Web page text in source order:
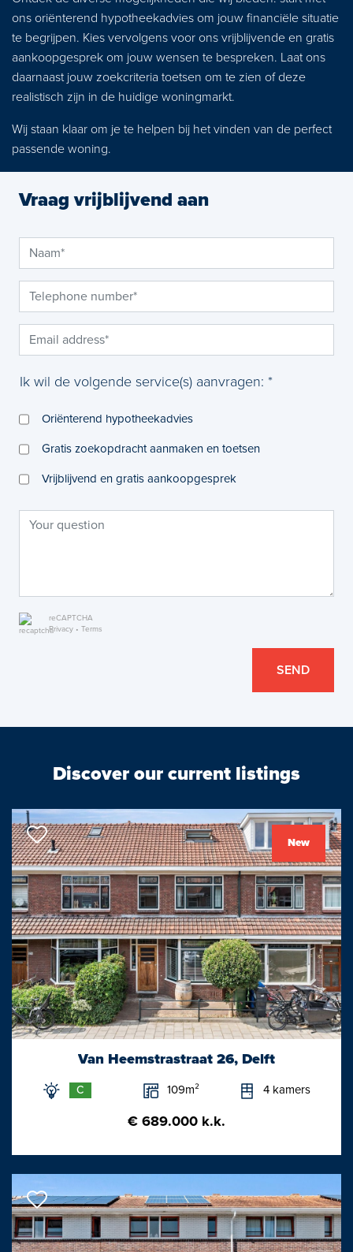
ons oriënterend hypotheekadvies om jouw financiële situatie
te begrijpen. Kies vervolgens voor ons vrijblijvende en gratis
aankoopgesprek om jouw wensen te bespreken. Laat ons
daarnaast jouw zoekcriteria toetsen om te zien of deze
realistisch zijn in de huidige woningmarkt.
Wij staan klaar om je te helpen bij het vinden van de perfect
passende woning.
Vraag vrijblijvend aan
Ik wil de volgende service(s) aanvragen: *
Oriënterend hypotheekadvies
Gratis zoekopdracht aanmaken en toetsen
Vrijblijvend en gratis aankoopgesprek
reCAPTCHA
Privacy • Terms
SEND
Discover our current listings
New
Van Heemstrastraat 26, Delft
C 109m² 4 kamers
€ 689.000 k.k.